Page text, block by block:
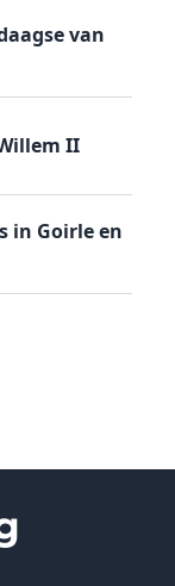
van
II
in Goirle en